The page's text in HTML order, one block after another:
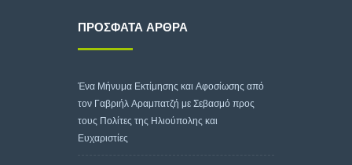
ΠΡΌΣΦΑΤΑ ΆΡΘΡΑ
Ένα Μήνυμα Εκτίμησης και Αφοσίωσης από
τον Γαβριήλ Αραμπατζή με Σεβασμό προς
τους Πολίτες της Ηλιούπολης και
Ευχαριστίες